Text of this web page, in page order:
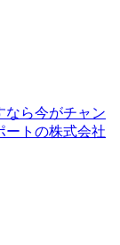
なら今がチャン
ートの株式会社